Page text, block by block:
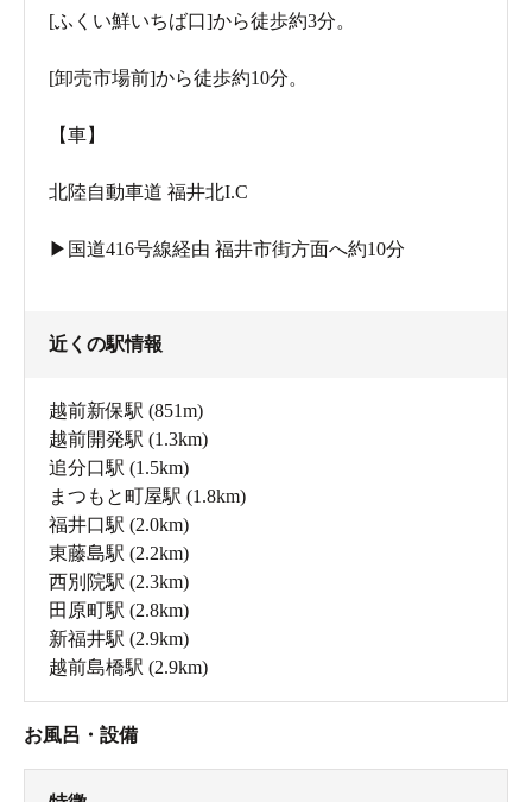
[ふくい鮮いちば口]から徒歩約3分。
[卸売市場前]から徒歩約10分。
【車】
北陸自動車道 福井北I.C
▶︎国道416号線経由 福井市街方面へ約10分
近くの駅情報
越前新保駅 (851m)
越前開発駅 (1.3km)
追分口駅 (1.5km)
まつもと町屋駅 (1.8km)
福井口駅 (2.0km)
東藤島駅 (2.2km)
西別院駅 (2.3km)
田原町駅 (2.8km)
新福井駅 (2.9km)
越前島橋駅 (2.9km)
お風呂・設備